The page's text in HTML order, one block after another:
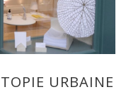
URBAINE